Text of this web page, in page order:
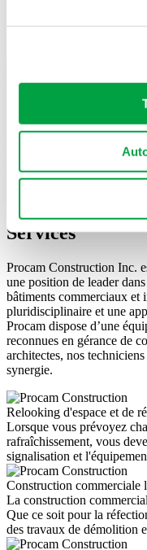
et les annonces,
médias sociaux et
notre site avec nos
publicité et
avec d'autres
ou qu'ils ont
services.
Notre expertise couvre un
Services
Procam Construction Inc.
une position de leader
bâtiments commerciaux et
pluridisciplinaire et une
Procam dispose d’une
reconnues en gérance de
architectes, nos
synergie.
Relooking d'espace et de
Lorsque vous prévoyez
rafraîchissement, vous
signalisation et
Construction commerciale
La construction
Que ce soit pour la
des travaux de démolition